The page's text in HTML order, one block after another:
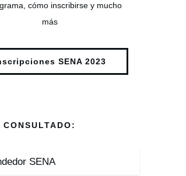
cómo inscribirse y mucho
más
SENA 2023
SENA